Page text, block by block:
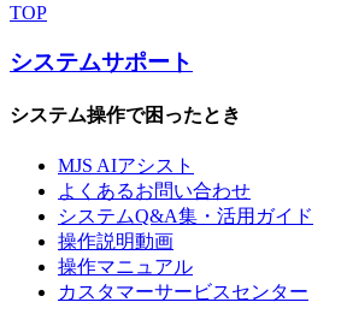
TOP
システムサポート
システム操作で困ったとき
MJS AIアシスト
よくあるお問い合わせ
システムQ&A集・活用ガイド
操作説明動画
操作マニュアル
カスタマーサービスセンター